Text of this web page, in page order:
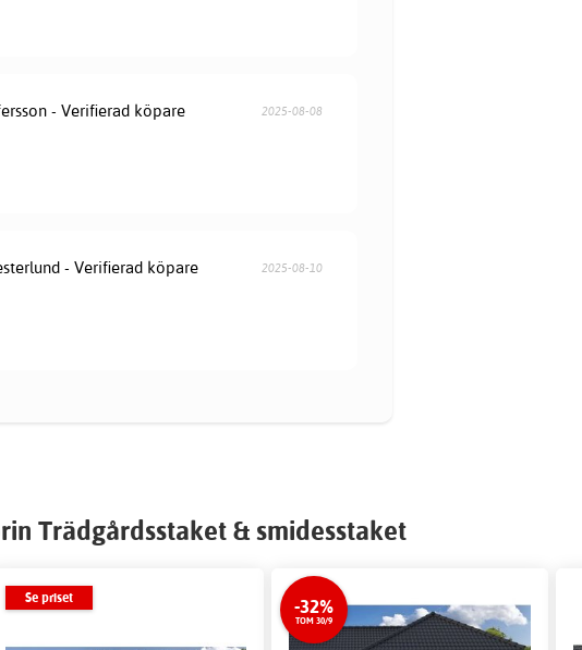
- Verifierad köpare 2025-08-08
- Verifierad köpare 2025-08-10
Trädgårdsstaket & smidesstaket
Se priset -32%
TOM 30/9